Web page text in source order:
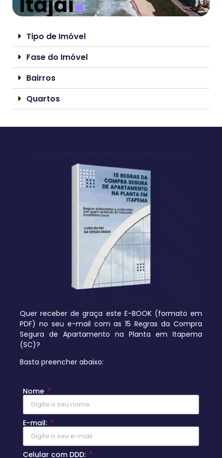
Tipo de Imóvel
Fase do Imóvel
Bairros
Quartos
Quer receber de graça este E-BOOK (formato em
PDF) no seu e-mail com as 15 Regras da Compra
Segura de Apartamento na Planta em Itapema
(SC)?
Basta preencher abaixo:
Nome
E-mail:
Celular com DDD: